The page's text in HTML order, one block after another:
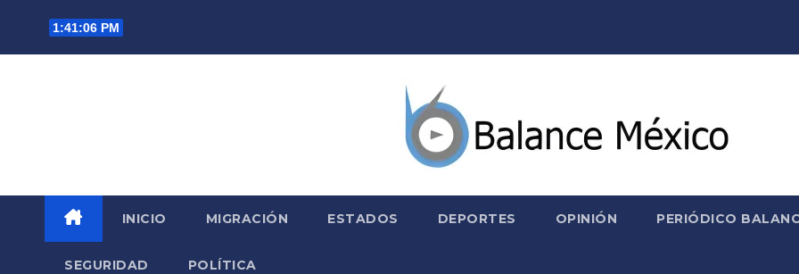
1:41:07 PM
INICIO MIGRACIÓN ESTADOS DEPORTES OPINIÓN PERIÓDICO
SEGURIDAD POLÍTICA